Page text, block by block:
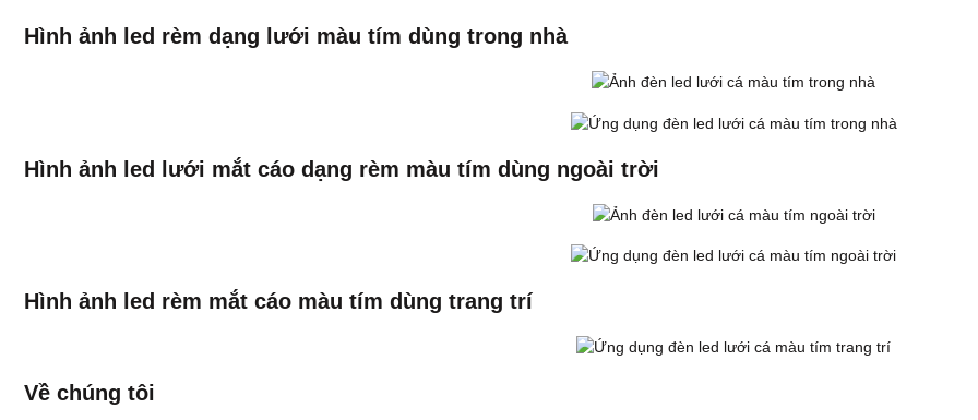
Hình ảnh led rèm dạng lưới màu tím dùng trong nhà
Hình ảnh led lưới mắt cáo dạng rèm màu tím dùng ngoài trời
Hình ảnh led rèm mắt cáo màu tím dùng trang trí
Về chúng tôi